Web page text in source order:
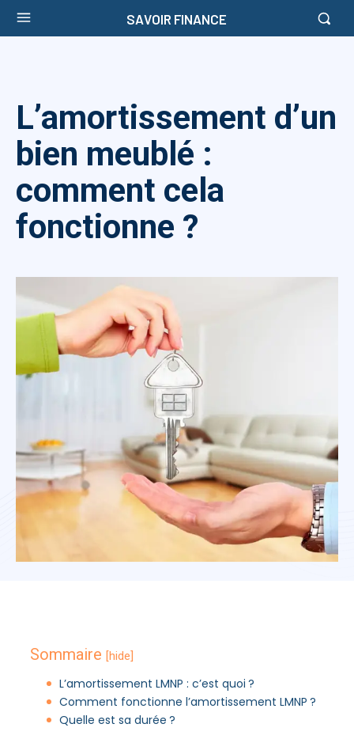
SAVOIR FINANCE
L’amortissement d’un
bien meublé :
comment cela
fonctionne ?
Sommaire [hide]
L’amortissement LMNP : c’est quoi ?
Comment fonctionne l’amortissement LMNP ?
Quelle est sa durée ?